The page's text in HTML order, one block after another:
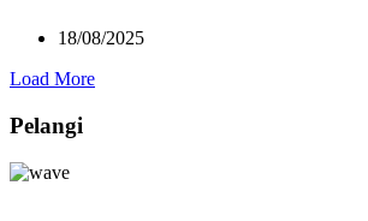
18/08/2025
Load More
Pelangi